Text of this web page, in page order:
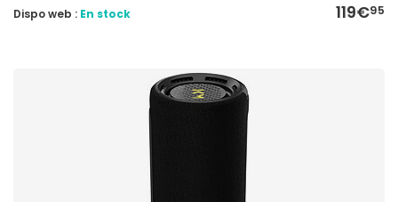
119€95
Dispo web : En stock